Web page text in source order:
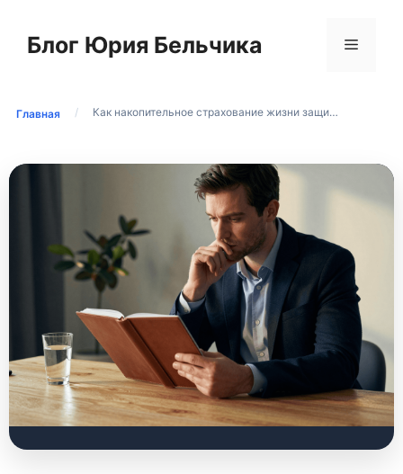
содержимому
Блог Юрия Бельчика Меню
Главная / Как накопительное страхование жизни защи…